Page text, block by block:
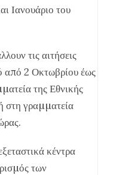
Ιανουάριο του
τις αιτήσεις
από 2 Οκτωβρίου έως
της Εθνικής
στη γραµµατεία
κέντρα
των